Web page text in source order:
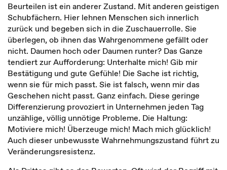
Beurteilen ist ein anderer Zustand. Mit anderen geistigen
Schubfächern. Hier lehnen Menschen sich innerlich
zurück und begeben sich in die Zuschauerrolle. Sie
überlegen, ob ihnen das Wahrgenommene gefällt oder
nicht. Daumen hoch oder Daumen runter? Das Ganze
tendiert zur Aufforderung: Unterhalte mich! Gib mir
Bestätigung und gute Gefühle! Die Sache ist richtig,
wenn sie für mich passt. Sie ist falsch, wenn mir das
Geschehen nicht passt. Ganz einfach. Diese geringe
Differenzierung provoziert in Unternehmen jeden Tag
unzählige, völlig unnötige Probleme. Die Haltung:
Motiviere mich! Überzeuge mich! Mach mich glücklich!
Auch dieser unbewusste Wahrnehmungszustand führt zu
Veränderungsresistenz.